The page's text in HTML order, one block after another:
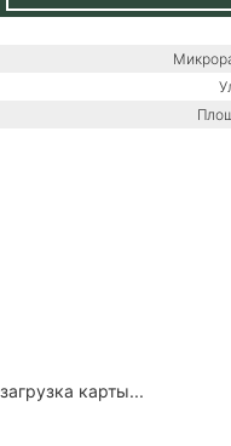
загрузка карты...